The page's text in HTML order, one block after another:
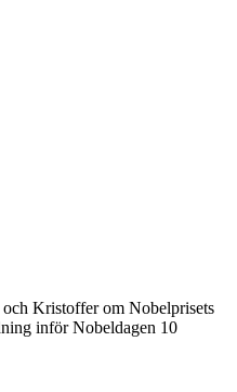
Kristoffer om Nobelprisets
inför Nobeldagen 10